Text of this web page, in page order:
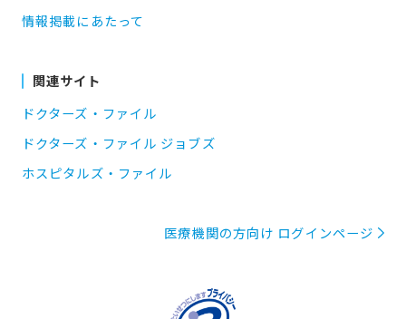
情報掲載にあたって
関連サイト
ドクターズ・ファイル
ドクターズ・ファイル ジョブズ
ホスピタルズ・ファイル
医療機関の方向け ログインページ